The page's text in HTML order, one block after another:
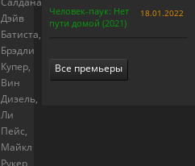
Дэйв
Батиста,
Брэдли
Купер,
Вин
Дизель,
Ли
Пейс,
Майкл
Рукер,
Человек-паук: Нет
пути домой (2021)
18.01.2022
Все премьеры